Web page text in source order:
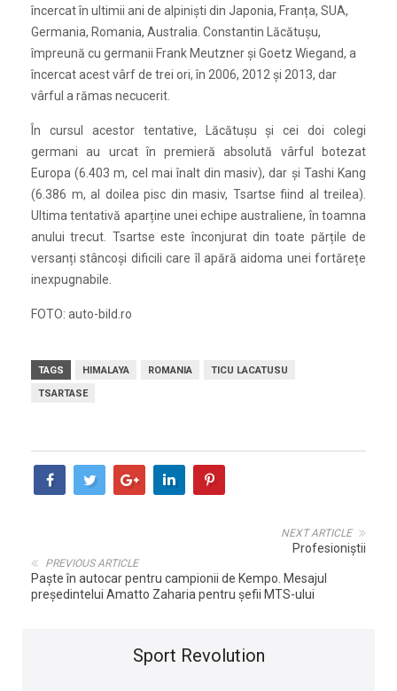
încercat în ultimii ani de alpiniști din Japonia, Franța, SUA,
Germania, Romania, Australia. Constantin Lăcătușu,
împreună cu germanii Frank Meutzner și Goetz Wiegand, a
încercat acest vârf de trei ori, în 2006, 2012 și 2013, dar
vârful a rămas necucerit.
În cursul acestor tentative, Lăcătușu și cei doi colegi
germani au urcat în premieră absolută vârful botezat
Europa (6.403 m, cel mai înalt din masiv), dar și Tashi Kang
(6.386 m, al doilea pisc din masiv, Tsartse fiind al treilea).
Ultima tentativă aparține unei echipe australiene, în toamna
anului trecut. Tsartse este înconjurat din toate părțile de
versanți stâncoși dificili care îl apără aidoma unei fortărețe
inexpugnabile.
FOTO: auto-bild.ro
TAGS HIMALAYA ROMANIA
TICU LACATUSU
TSARTASE
NEXT ARTICLE
Profesioniștii
PREVIOUS ARTICLE
Paşte în autocar pentru campionii de Kempo. Mesajul
preşedintelui Amatto Zaharia pentru şefii MTS-ului
Sport Revolution